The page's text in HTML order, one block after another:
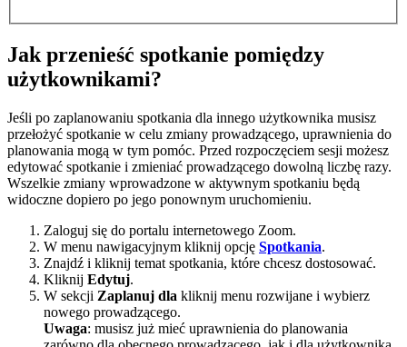
Jak przenieść spotkanie pomiędzy
użytkownikami?
Jeśli po zaplanowaniu spotkania dla innego użytkownika musisz
przełożyć spotkanie w celu zmiany prowadzącego, uprawnienia do
planowania mogą w tym pomóc. Przed rozpoczęciem sesji możesz
edytować spotkanie i zmieniać prowadzącego dowolną liczbę razy.
Wszelkie zmiany wprowadzone w aktywnym spotkaniu będą
widoczne dopiero po jego ponownym uruchomieniu.
Zaloguj się do portalu internetowego Zoom.
W menu nawigacyjnym kliknij opcję Spotkania.
Znajdź i kliknij temat spotkania, które chcesz dostosować.
Kliknij Edytuj.
W sekcji Zaplanuj dla kliknij menu rozwijane i wybierz
nowego prowadzącego.
Uwaga: musisz już mieć uprawnienia do planowania